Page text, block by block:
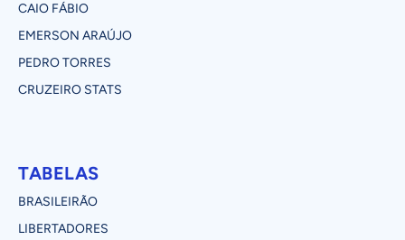
CAIO FÁBIO
EMERSON ARAÚJO
PEDRO TORRES
CRUZEIRO STATS
TABELAS
BRASILEIRÃO
LIBERTADORES